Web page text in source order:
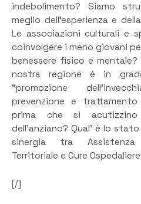
indebolimento? Siamo
meglio dell’esperienza e
Le associazioni culturali e
coinvolgere i meno giovani
benessere fisico e
nostra regione è in
“promozione
prevenzione e
prima che si
dell’anziano? Qual’ è lo
sinergia tra Assistenza
Territoriale e Cure
[/]